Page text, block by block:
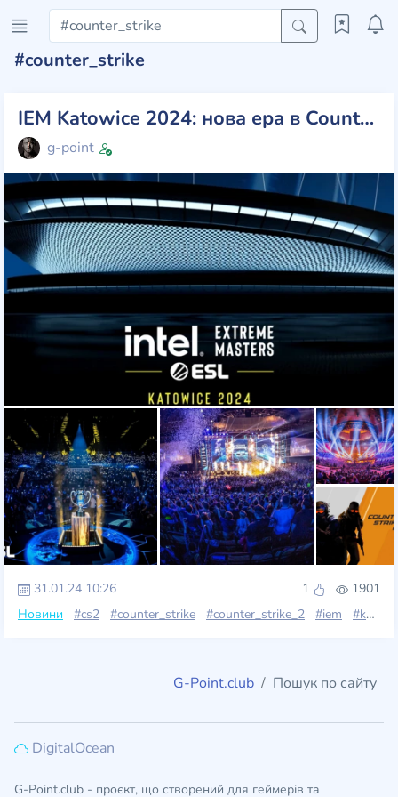
#counter_strike
IEM Katowice 2024: нова ера в Counter-Strike 2 Esports!
g-point
31.01.24 10:26 1
1901
Новини
#cs2 #counter_strike #counter_strike_2 #iem #katowice
G-Point.club Пошук по сайту
DigitalOcean
G-Point.club - проєкт, що створений для геймерів та